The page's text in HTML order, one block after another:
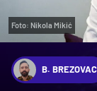
Foto: Nikola Mikić
B. BREZOVAC